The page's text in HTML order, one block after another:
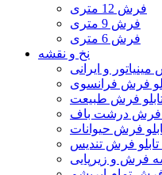
فرش 12 متری
فرش 9 متری
فرش 6 متری
نخ و نقشه
و ایرانی
فرش فرانسوی
فرش طبیعت
فرش درشت باف
فرش حیوانات
فرش تندیس
فرش و زیرپایی